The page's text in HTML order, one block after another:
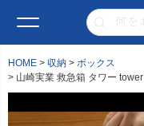
HOME 収納
ボックス
山崎実業 救急箱 タワー